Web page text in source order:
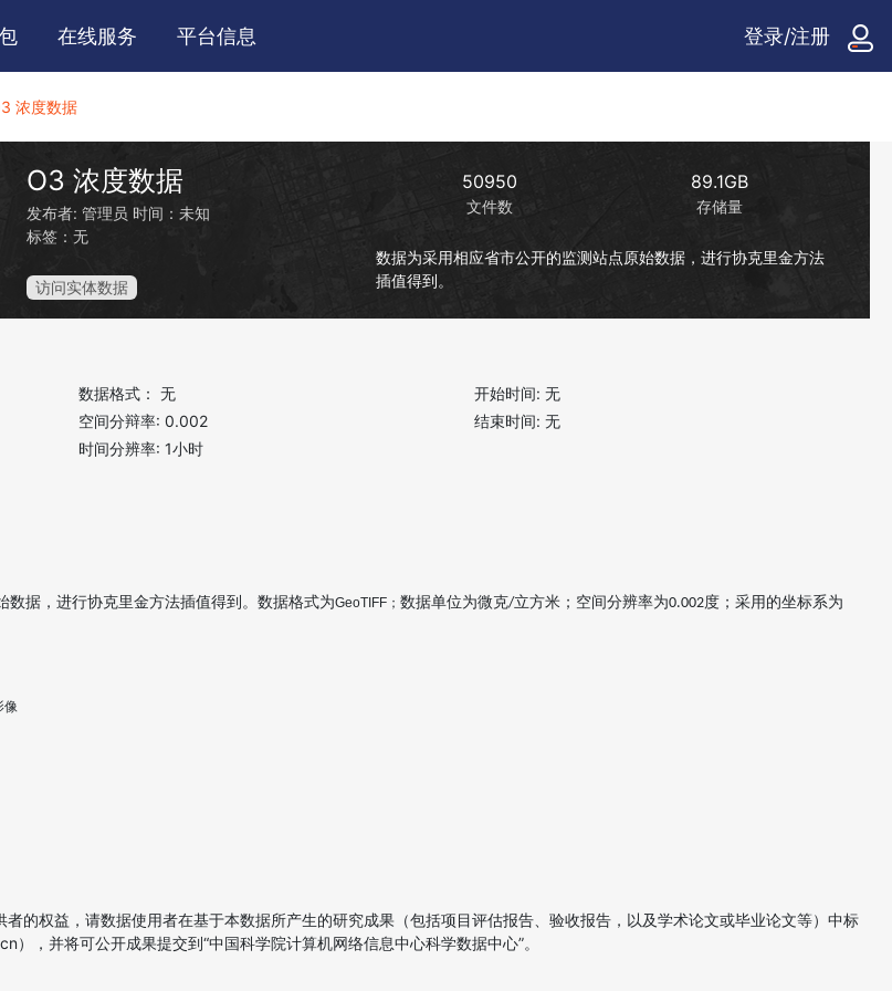
在线服务 平台信息 登录/注册
浓度数据
O3 浓度数据
发布者: 管理员 时间：未知
标签：无
访问实体数据
50950
文件数
89.1GB
存储量
数据为采用相应省市公开的监测站点原始数据，进行协克里金方法
插值得到。
数据格式： 无 开始时间: 无
空间分辩率: 0.002 结束时间: 无
时间分辨率: 1小时
数据，进行协克里金方法插值得到。数据格式为GeoTIFF ； 数据单位为微克/立方米；空间分辨率为0.002度；采用的坐标系为
像
的权益，请数据使用者在基于本数据所产生的研究成果（包括项目评估报告、验收报告，以及学术论文或毕业论文等）中标
，并将可公开成果提交到“中国科学院计算机网络信息中心科学数据中心”。